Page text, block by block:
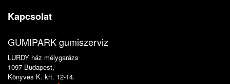
Kapcsolat
GUMIPARK gumiszerviz
LURDY ház mélygarázs
1097 Budapest,
Könyves K. krt. 12-14.